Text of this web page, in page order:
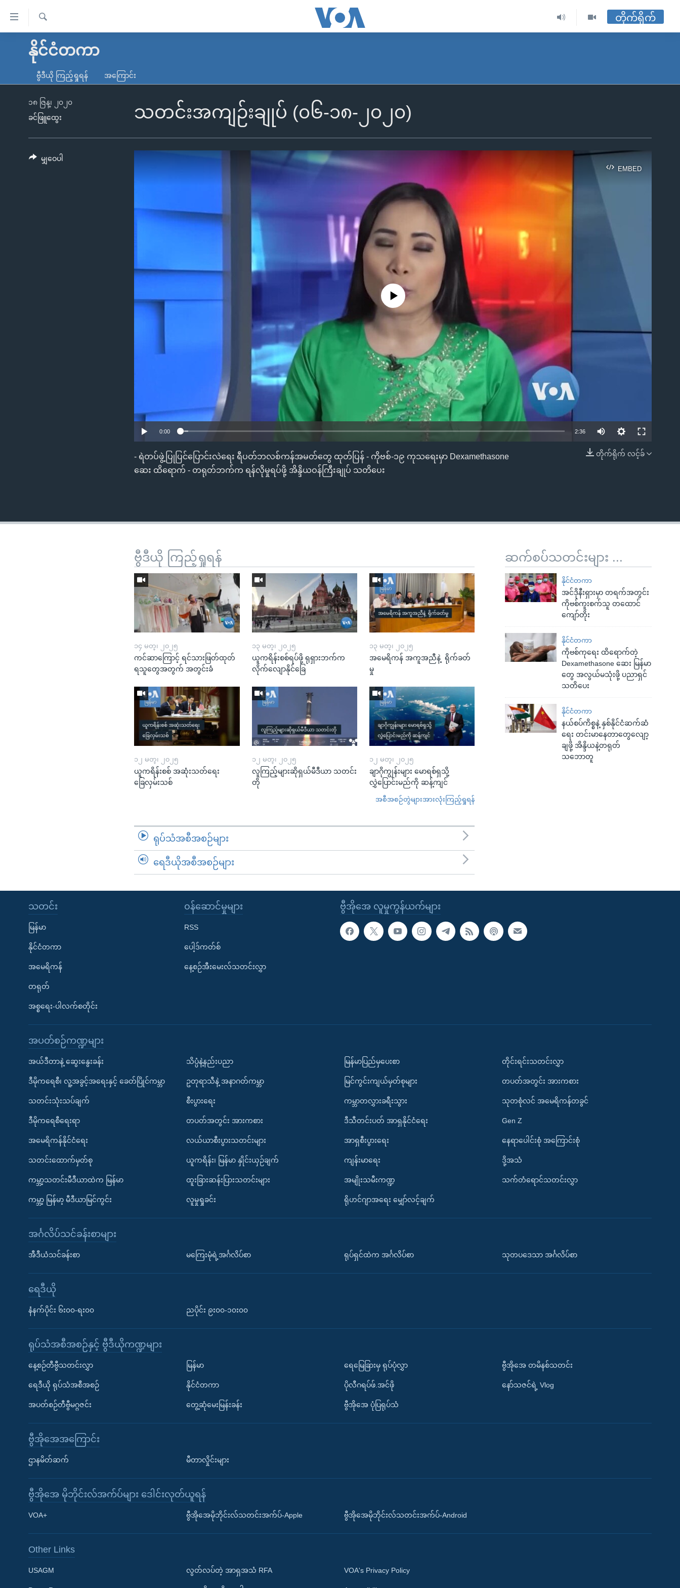
လွယ်ကူ
သည့်
မူလစာမျက်နှာ
ကမ္ဘာ့သတင်းများ
နိုင်ငံတကာ
အမေရိကန်
တရုတ်
အစ္စရေး-ပါလက်စတိုင်း
သတင်းလွတ်လပ်ခွင့်
ရပ်ဝန်းတခု လမ်းတခု အလွန်
အင်္ဂလိပ်စာလေ့လာမယ်
Learning English
ရှာဖွေ
ရ
လာ
တိုက်ရိုက်
နိုင်ငံတကာ
ဗွီဒီယို ကြည့်ရှုရန် အကြောင်း
သတင်းအကျဉ်းချုပ် (၀၆-၁၈-၂၀၂၀)
၁၈ ဇြန္၊ ၂၀၂၀
ခင်ဖြူထွေး
EMBED
EMBED
No media source currently available
0:00 2:36
တိုက်ရိုက် လင့်ခ်
- ရဲတပ်ဖွဲ့ပြုပြင်ပြောင်းလဲရေး ရီပတ်ဘလစ်ကန်အမတ်တွေ ထုတ်ပြန် - ကိုဗစ်-၁၉ ကုသရေးမှာ Dexamethasone
ဆေး ထိရောက် - တရုတ်ဘက်က ရန်လိုမှုရပ်ဖို့ အိန္ဒိယဝန်ကြီးချုပ် သတိပေး
မျှဝေပါ
ဆက်စပ်သတင်းများ ...
နိုင်ငံတကာ
အင်ဒိုနီးရှားမှာ တရက်အတွင်း
ကိုဗစ်ကူးစက်သူ တထောင်
ကျော်တိုး
နိုင်ငံတကာ
ကိုဗစ်ကုရေး ထိရောက်တဲ့
Dexamethasone ဆေး မြန်မာ
တွေ အလွယ်မသုံးဖို့ ပညာရှင်
သတိပေး
နိုင်ငံတကာ
နယ်စပ်ကိစ္စနဲ့ နှစ်နိုင်ငံဆက်ဆံ
ရေး တင်းမာနေတာတွေလျော့
ချဖို့ အိန္ဒိယနဲ့တရုတ်
သဘောတူ
ဗွီဒီယို ကြည့်ရှုရန်
၁၄ မတ္၊ ၂၀၂၅
ကင်ဆာကြောင့် ရင်သားဖြတ်ထုတ်
ရသူတွေအတွက် အတွင်းခံ
၁၃ မတ္၊ ၂၀၂၅
ယူကရိန်းစစ်ရပ်ဖို့ ရုရှားဘက်က
လိုက်လျောနိုင်ခြေ
၁၃ မတ္၊ ၂၀၂၅
အမေရိကန် အကူအညီနဲ့ ရိုက်ခတ်
မှု
၁၂ မတ္၊ ၂၀၂၅
ယူကရိန်းစစ် အဆုံးသတ်ရေး
ခြေလှမ်းသစ်
၁၂ မတ္၊ ၂၀၂၅
လူကြည့်များဆိုရှယ်မီဒီယာ သတင်း
တို
၁၂ မတ္၊ ၂၀၂၅
ချာဂိုကျွန်းများ မောရစ်ရှသို့
လွှဲပြောင်းမည်ကို ဆန့်ကျင်
အစီအစဉ်တွဲများအားလုံးကြည့်ရှုရန်
ရုပ်သံအစီအစဉ်များ
ရေဒီယိုအစီအစဉ်များ
ဗွီအိုအေ လူမှုကွန်ယက်များ
သတင်း
မြန်မာ
နိုင်ငံတကာ
အမေရိကန်
တရုတ်
အစ္စရေး-ပါလက်စတိုင်း
၀န်ဆောင်မှုများ
RSS
ပေါ့ဒ်ကတ်စ်
နေ့စဉ်အီးမေးလ်သတင်းလွှာ
အပတ်စဉ်ကဏ္ဍများ
အယ်ဒီတာနဲ့ ဆွေးနွေးခန်း
ဒီမိုကရေစီ၊ လူ့အခွင့်အရေးနှင့် ခေတ်ပြိုင်ကမ္ဘာ
သတင်းသုံးသပ်ချက်
ဒီမိုကရေစီရေးရာ
အမေရိကန်နိုင်ငံရေး
သတင်းထောက်မှတ်စု
ကမ္ဘာ့သတင်းမီဒီယာထဲက မြန်မာ
ကမ္ဘာ့ မြန်မာ့ မီဒီယာမြင်ကွင်း
သိပ္ပံနဲ့နည်းပညာ
ဥတုရာသီနဲ့ အနာဂတ်ကမ္ဘာ
စီးပွားရေး
တပတ်အတွင်း အားကစား
လယ်ယာစီးပွားသတင်းများ
ယူကရိန်း၊ မြန်မာ နှိုင်းယှဉ်ချက်
ထူးခြားဆန်းပြားသတင်းများ
လူမှုရှုခင်း
မြန်မာပြည်မှပေးစာ
မြင်ကွင်းကျယ်မှတ်စုများ
ကမ္ဘာတလွှားခရီးသွား
ဒီသီတင်းပတ် အာရှနိုင်ငံရေး
အာရှစီးပွားရေး
ကျန်းမာရေး
အမျိုးသမီးကဏ္ဍ
ရိုဟင်ဂျာအရေး မျှော်လင့်ချက်
တိုင်းရင်းသတင်းလွှာ
တပတ်အတွင်း အားကစား
သုတစုံလင် အမေရိကန်တခွင်
Gen Z
နေရာပေါင်းစုံ အကြောင်းစုံ
ဒို့အသံ
သက်တံရောင်သတင်းလွှာ
အင်္ဂလိပ်သင်ခန်းစာများ
အီဒီယံသင်ခန်းစာ မကြေးမုံရဲ့အင်္ဂလိပ်စာ ရုပ်ရှင်ထဲက အင်္ဂလိပ်စာ သုတပဒေသာ အင်္ဂလိပ်စာ
ရေဒီယို
နံနက်ပိုင်း ၆း၀၀-ရး၀၀ ညပိုင်း ၉း၀၀-၁၀း၀၀
ရုပ်သံအစီအစဉ်နှင့် ဗွီဒီယိုကဏ္ဍများ
နေ့စဉ်တီဗွီသတင်းလွှာ
ရေဒီယို ရုပ်သံအစီအစဉ်
အပတ်စဉ်တီဗွီမဂ္ဂဇင်း
မြန်မာ
နိုင်ငံတကာ
တွေ့ဆုံမေးမြန်းခန်း
ရေမြေခြားမှ ရုပ်ပုံလွှာ
ပိုလီဂရပ်ဖ်.အင်ဖို
ဗွီအိုအေ ပုံပြရုပ်သံ
ဗွီအိုအေ တမိနစ်သတင်း
နော်သဇင်ရဲ့ Vlog
ဗွီအိုအေအကြောင်း
ဌာနမိတ်ဆက် မီတာလှိုင်းများ
ဗွီအိုအေ မိုဘိုင်းလ်အက်ပ်များ ဒေါင်းလုတ်ယူရန်
VOA+ ဗွီအိုအေမိုဘိုင်းလ်သတင်းအက်ပ်-Apple ဗွီအိုအေမိုဘိုင်းလ်သတင်းအက်ပ်-Android
Other Links
USAGM လွတ်လပ်တဲ့ အာရှအသံ RFA VOA's Privacy Policy